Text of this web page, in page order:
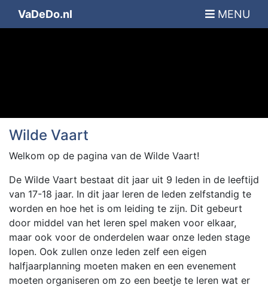
VaDeDo.nl MENU
Wilde Vaart
Welkom op de pagina van de Wilde Vaart!
De Wilde Vaart bestaat dit jaar uit 9 leden in de leeftijd
van 17-18 jaar. In dit jaar leren de leden zelfstandig te
worden en hoe het is om leiding te zijn. Dit gebeurt
door middel van het leren spel maken voor elkaar,
maar ook voor de onderdelen waar onze leden stage
lopen. Ook zullen onze leden zelf een eigen
halfjaarplanning moeten maken en een evenement
moeten organiseren om zo een beetje te leren wat er